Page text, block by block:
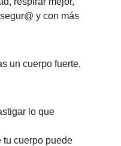
y con más
un cuerpo fuerte,
lo que
tu cuerpo puede